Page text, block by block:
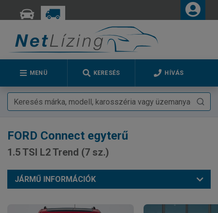
MENÜ KERESÉS HÍVÁS
FORD Connect egyterű
1.5 TSI L2 Trend (7 sz.)
JÁRMŰ INFORMÁCIÓK